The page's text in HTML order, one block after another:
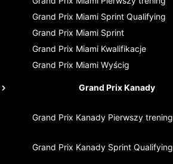
Grand Prix Miami Sprint Qualifying
Grand Prix Miami Sprint
Grand Prix Miami Kwalifikacje
Grand Prix Miami Wyścig
Grand Prix Kanady
Grand Prix Kanady Pierwszy trening
Grand Prix Kanady Sprint Qualifying